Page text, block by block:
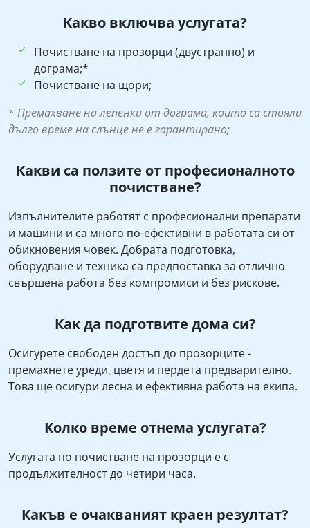
Какво включва услугата?
Почистване на прозорци (двустранно) и
дограма;*
Почистване на щори;
* Премахване на лепенки от дограма, които са стояли
дълго време на слънце не е гарантирано;
Какви са ползите от професионалното
почистване?
Изпълнителите работят с професионални препарати
и машини и са много по-ефективни в работата си от
обикновения човек. Добрата подготовка,
оборудване и техника са предпоставка за отлично
свършена работа без компромиси и без рискове.
Как да подготвите дома си?
Осигурете свободен достъп до прозорците -
премахнете уреди, цветя и пердета предварително.
Това ще осигури лесна и ефективна работа на екипа.
Колко време отнема услугата?
Услугата по почистване на прозорци е с
продължителност до четири часа.
Какъв е очакваният краен резултат?